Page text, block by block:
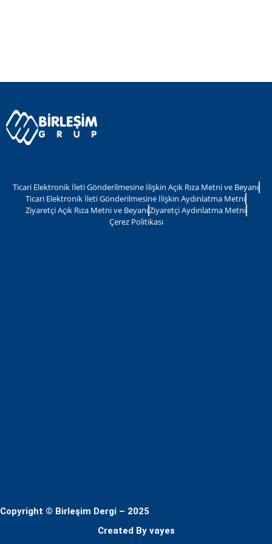
Ticari Elektronik İleti Gönderilmesine İlişkin Açık Rıza Metni ve Beyanı
Ticari Elektronik İleti Gönderilmesine İlişkin Aydınlatma Metni
Ziyaretçi Açık Rıza Metni ve BeyanıZiyaretçi Aydınlatma Metni
Çerez Politikası
Copyright © Birleşim Dergi – 2025
Created By vayes